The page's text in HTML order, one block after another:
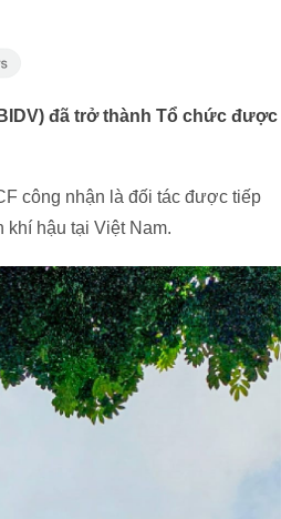
đã trở thành Tổ chức được
công nhận là đối tác được tiếp
khí hậu tại Việt Nam.